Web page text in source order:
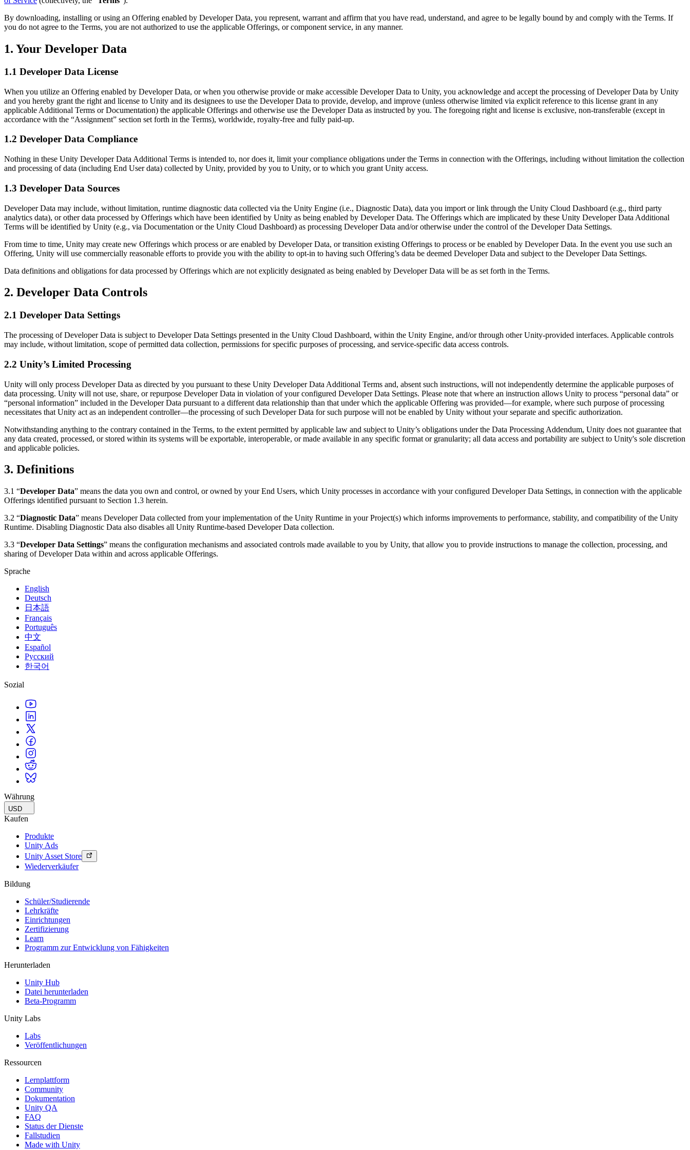
LiveOps
Einblicke nach dem Start und Live-Spielbetrieb
Entdecken Sie und gewinnen Sie mobile Benutzer
In-App-Käufe
IAP Management über Filialen und D2C hinweg
Monetarisierung
Werben mit Unity
Monetarisieren mit Unity
Mobile Spiele
Indie-Spiele
Große Spiele mit kleinen Teams veröffentlichen
XR-Spiele plattformübergreifend starten
Vereinfachte Entwicklung von Multiplayer-Spielen
Einzelhandel
In-Store-Erlebnisse in Online-Erlebnisse umwandeln
Automobilindustrie
Alle Branchen anzeigen
Fallstudien
Experten Tipps und Tricks
Demos
Demos, Beispiele und Bausteine
Alle Ressourcen
Neues
Blog
Neuigkeiten
Unity Awards
Anleitungen
Umsetzbare Tipps und bewährte Verfahren
Starten Sie Ihre Karriere
Für Lehrkräfte
Optimieren Sie Ihr Lehren
Lizenzstipendium für Bildungseinrichtungen
Zertifizierungen
Beweisen Sie Ihre Unity-Meisterschaft
By downloading, installing or using an Offering enabled by Developer Data, you represent, warrant and affirm that you have read, understand, and agree to be legally bound by and comply with the Terms. If
you do not agree to the Terms, you are not authorized to use the applicable Offerings, or component service, in any manner.
1. Your Developer Data
1.1 Developer Data License
When you utilize an Offering enabled by Developer Data, or when you otherwise provide or make accessible Developer Data to Unity, you acknowledge and accept the processing of Developer Data by Unity
and you hereby grant the right and license to Unity and its designees to use the Developer Data to provide, develop, and improve (unless otherwise limited via explicit reference to this license grant in any
applicable Additional Terms or Documentation) the applicable Offerings and otherwise use the Developer Data as instructed by you. The foregoing right and license is exclusive, non-transferable (except in
accordance with the “Assignment” section set forth in the Terms), worldwide, royalty-free and fully paid-up.
1.2 Developer Data Compliance
Nothing in these Unity Developer Data Additional Terms is intended to, nor does it, limit your compliance obligations under the Terms in connection with the Offerings, including without limitation the collection
and processing of data (including End User data) collected by Unity, provided by you to Unity, or to which you grant Unity access.
1.3 Developer Data Sources
Developer Data may include, without limitation, runtime diagnostic data collected via the Unity Engine (i.e., Diagnostic Data), data you import or link through the Unity Cloud Dashboard (e.g., third party
analytics data), or other data processed by Offerings which have been identified by Unity as being enabled by Developer Data. The Offerings which are implicated by these Unity Developer Data Additional
Terms will be identified by Unity (e.g., via Documentation or the Unity Cloud Dashboard) as processing Developer Data and/or otherwise under the control of the Developer Data Settings.
From time to time, Unity may create new Offerings which process or are enabled by Developer Data, or transition existing Offerings to process or be enabled by Developer Data. In the event you use such an
Offering, Unity will use commercially reasonable efforts to provide you with the ability to opt-in to having such Offering’s data be deemed Developer Data and subject to the Developer Data Settings.
Data definitions and obligations for data processed by Offerings which are not explicitly designated as being enabled by Developer Data will be as set forth in the Terms.
2. Developer Data Controls
2.1 Developer Data Settings
The processing of Developer Data is subject to Developer Data Settings presented in the Unity Cloud Dashboard, within the Unity Engine, and/or through other Unity-provided interfaces. Applicable controls
may include, without limitation, scope of permitted data collection, permissions for specific purposes of processing, and service-specific data access controls.
2.2 Unity’s Limited Processing
Unity will only process Developer Data as directed by you pursuant to these Unity Developer Data Additional Terms and, absent such instructions, will not independently determine the applicable purposes of
data processing. Unity will not use, share, or repurpose Developer Data in violation of your configured Developer Data Settings. Please note that where an instruction allows Unity to process “personal data” or
“personal information” included in the Developer Data pursuant to a different data relationship than that under which the applicable Offering was provided—for example, where such purpose of processing
necessitates that Unity act as an independent controller—the processing of such Developer Data for such purpose will not be enabled by Unity without your separate and specific authorization.
Notwithstanding anything to the contrary contained in the Terms, to the extent permitted by applicable law and subject to Unity’s obligations under the Data Processing Addendum, Unity does not guarantee that
any data created, processed, or stored within its systems will be exportable, interoperable, or made available in any specific format or granularity; all data access and portability are subject to Unity's sole discretion
and applicable policies.
3. Definitions
3.1 “Developer Data” means the data you own and control, or owned by your End Users, which Unity processes in accordance with your configured Developer Data Settings, in connection with the applicable
Offerings identified pursuant to Section 1.3 herein.
3.2 “Diagnostic Data” means Developer Data collected from your implementation of the Unity Runtime in your Project(s) which informs improvements to performance, stability, and compatibility of the Unity
Runtime. Disabling Diagnostic Data also disables all Unity Runtime-based Developer Data collection.
3.3 “Developer Data Settings” means the configuration mechanisms and associated controls made available to you by Unity, that allow you to provide instructions to manage the collection, processing, and
sharing of Developer Data within and across applicable Offerings.
Sprache
English
Deutsch
日本語
Français
Português
中文
Español
Русский
한국어
Sozial
Währung
USD
Kaufen
Produkte
Unity Ads
Unity Asset Store
Wiederverkäufer
Bildung
Schüler/Studierende
Lehrkräfte
Einrichtungen
Zertifizierung
Learn
Programm zur Entwicklung von Fähigkeiten
Herunterladen
Unity Hub
Datei herunterladen
Beta-Programm
Unity Labs
Labs
Veröffentlichungen
Ressourcen
Lernplattform
Community
Dokumentation
Unity QA
FAQ
Status der Dienste
Fallstudien
Made with Unity